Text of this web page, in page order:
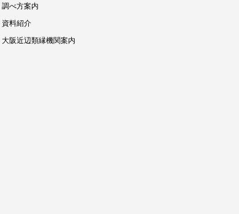
調べ方案内
資料紹介
大阪近辺類縁機関案内